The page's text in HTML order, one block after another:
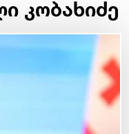
კობახიძე